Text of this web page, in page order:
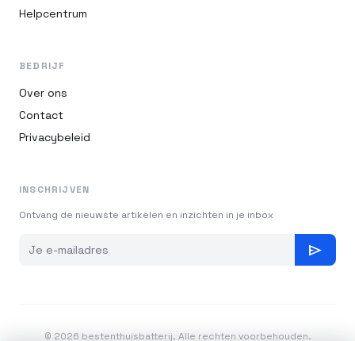
Helpcentrum
BEDRIJF
Over ons
Contact
Privacybeleid
INSCHRIJVEN
Ontvang de nieuwste artikelen en inzichten in je inbox
send
© 2026 bestenthuisbatterij. Alle rechten voorbehouden.